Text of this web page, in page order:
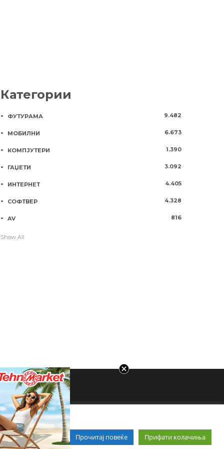
Категории
ФУТУРАМА 9.482
МОБИЛНИ 6.673
КОМПЈУТЕРИ 1.390
ГАЏЕТИ 3.092
ИНТЕРНЕТ 4.405
СОФТВЕР 4.328
AV 816
Show All
Прочитај повеќе Прифати колачиња